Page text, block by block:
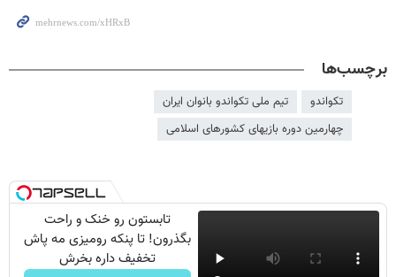
برچسب‌ها
تکواندو
تیم ملی تکواندو بانوان ایران
چهارمین دوره بازیهای کشورهای اسلامی
تابستون رو خنک و راحت
بگذرون! تا پنکه رومیزی مه پاش
تخفیف داره بخرش